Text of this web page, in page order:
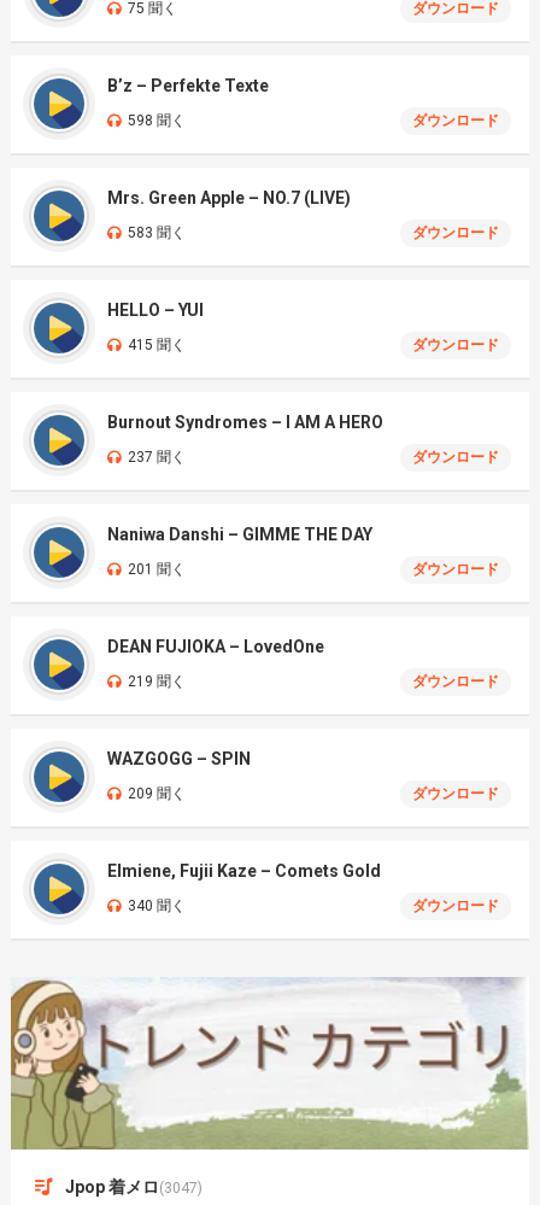
75 聞く ダウンロード
B’z – Perfekte Texte
598 聞く ダウンロード
Mrs. Green Apple – NO.7 (LIVE)
583 聞く ダウンロード
HELLO – YUI
415 聞く ダウンロード
Burnout Syndromes – I AM A HERO
237 聞く ダウンロード
Naniwa Danshi – GIMME THE DAY
201 聞く ダウンロード
DEAN FUJIOKA – LovedOne
219 聞く ダウンロード
WAZGOGG – SPIN
209 聞く ダウンロード
Elmiene, Fujii Kaze – Comets Gold
340 聞く ダウンロード
Jpop 着メロ (3047)